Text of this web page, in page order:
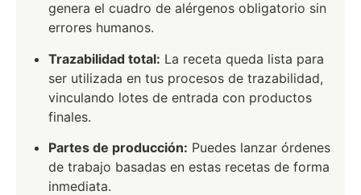
genera el cuadro de alérgenos obligatorio sin
errores humanos.
Trazabilidad total: La receta queda lista para
ser utilizada en tus procesos de trazabilidad,
vinculando lotes de entrada con productos
finales.
Partes de producción: Puedes lanzar órdenes
de trabajo basadas en estas recetas de forma
inmediata.